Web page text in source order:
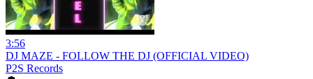
3:56
DJ MAZE - FOLLOW THE DJ (OFFICIAL VIDEO)
P2S Records